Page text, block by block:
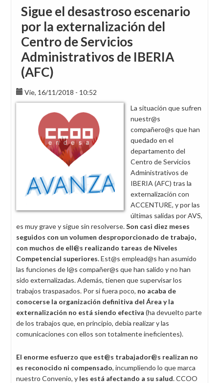
Sigue el desastroso escenario
por la externalización del
Centro de Servicios
Administrativos de IBERIA
(AFC)
Vie, 16/11/2018 - 10:52
La situación que sufren
nuestr@s
compañero@s que han
quedado en el
departamento del
Centro de Servicios
Administrativos de
IBERIA (AFC) tras la
externalización con
ACCENTURE, y por las
últimas salidas por AVS,
es muy grave y sigue sin resolverse.Son casi diez meses
seguidos con un volumen desproporcionado de trabajo,
con muchos de ell@s realizando tareas de Niveles
Competencial superiores. Est@s emplead@s han asumido
las funciones de l@s compañer@s que han salido y no han
sido externalizadas. Además, tienen que supervisar los
trabajos traspasados. Por si fuera poco, no acaba de
conocerse la organización definitiva del Área y la
externalización no está siendo efectiva (ha devuelto parte
de los trabajos que, en principio, debía realizar y las
comunicaciones con ellos son totalmente ineficientes).
El enorme esfuerzo que est@s trabajador@s realizan no
es reconocido ni compensado, incumpliendo lo que marca
nuestro Convenio, y les está afectando a su salud. CCOO